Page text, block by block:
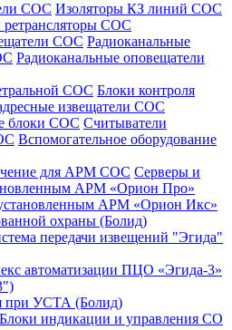
СОС Изоляторы КЗ линий СОС
ретрансляторы СОС
СОС Радиоканальные
Радиоканальные оповещатели
СОС Блоки контроля
извещатели СОС
блоки СОС Считыватели
Вспомогательное оборудование
для АРМ СОС Серверы и
АРМ «Орион Про»
АРМ «Орион Икс»
охраны (Болид)
передачи извещений "Эгида"
автоматизации ПЦО «Эгида-3»
при УСТА (Болид)
Блоки индикации и управления СО